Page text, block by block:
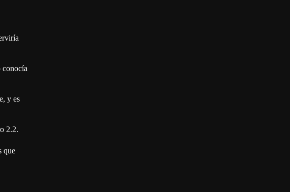
conocía
y es
2.2.
que